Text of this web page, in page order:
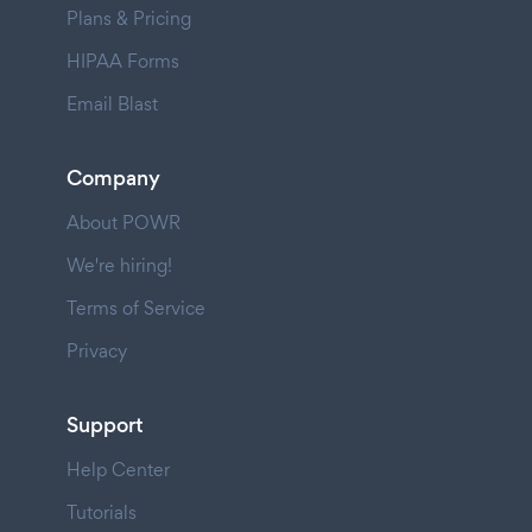
Plans & Pricing
HIPAA Forms
Email Blast
Company
About POWR
We're hiring!
Terms of Service
Privacy
Support
Help Center
Tutorials